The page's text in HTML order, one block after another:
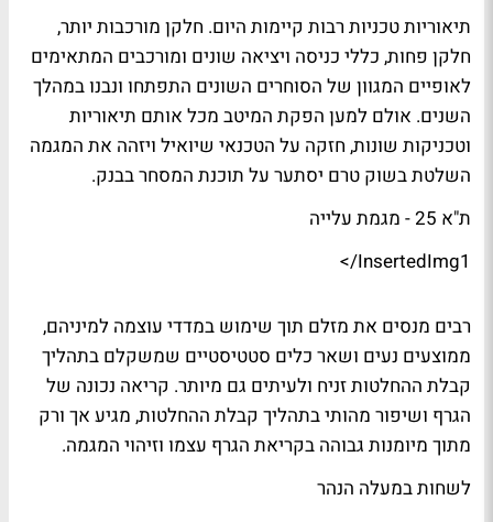
תיאוריות טכניות רבות קיימות היום. חלקן מורכבות יותר,
חלקן פחות, כללי כניסה ויציאה שונים ומורכבים המתאימים
לאופיים המגוון של הסוחרים השונים התפתחו ונבנו במהלך
השנים. אולם למען הפקת המיטב מכל אותם תיאוריות
וטכניקות שונות, חזקה על הטכנאי שיואיל ויזהה את המגמה
השלטת בשוק טרם יסתער על תוכנת המסחר בבנק.
ת"א 25 - מגמת עלייה
InsertedImg1/>
רבים מנסים את מזלם תוך שימוש במדדי עוצמה למיניהם,
ממוצעים נעים ושאר כלים סטטיסטיים שמשקלם בתהליך
קבלת ההחלטות זניח ולעיתים גם מיותר. קריאה נכונה של
הגרף ושיפור מהותי בתהליך קבלת ההחלטות, מגיע אך ורק
מתוך מיומנות גבוהה בקריאת הגרף עצמו וזיהוי המגמה.
לשחות במעלה הנהר